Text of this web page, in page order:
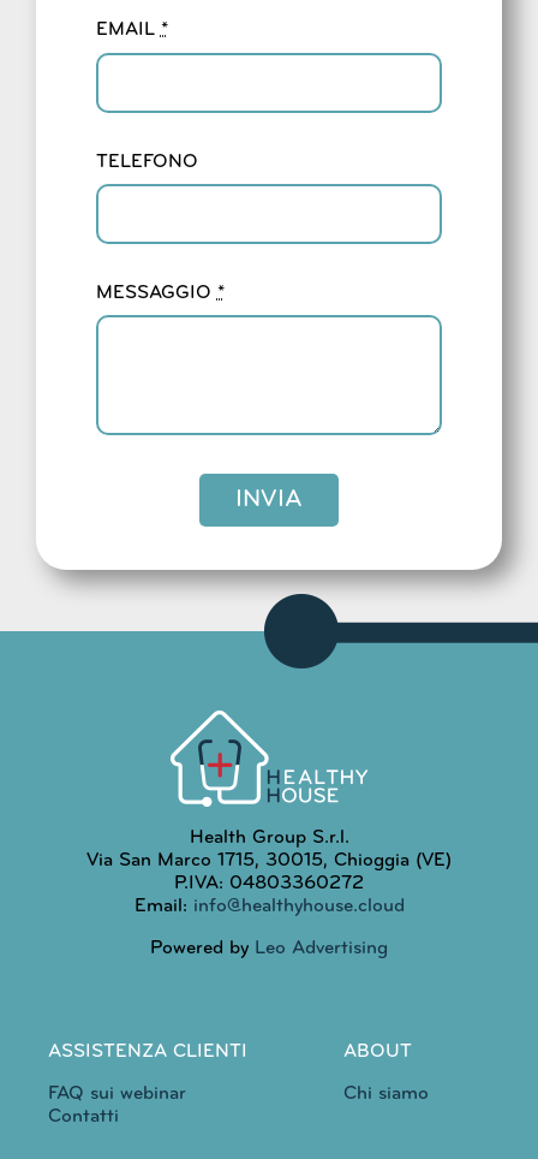
EMAIL*
TELEFONO
MESSAGGIO *
INVIA
Health Group S.r.l.
Via San Marco 1715, 30015, Chioggia (VE)
P.IVA: 04803360272
Email: info@healthyhouse.cloud
Powered by Leo Advertising
ASSISTENZA CLIENTI
FAQ sui webinar
Contatti
ABOUT
Chi siamo